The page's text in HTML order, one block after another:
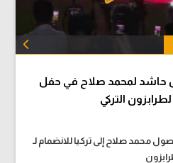
حاشد لمحمد صلاح في حفل
التركي
محمد صلاح إلى تركيا للانضمام لـ